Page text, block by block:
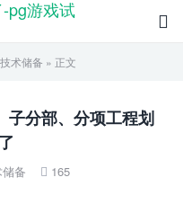
pg游戏试

技术储备 » 正文
子分部、分项工程划
备  165